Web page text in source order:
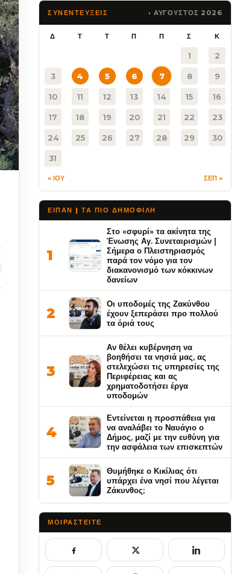
ΣΥΝΕΝΤΕΥΞΕΙΣ ΑΥΓΟΥΣΤΟΣ 2026
Δ Τ Τ Π Π Σ Κ
1 2
3 4 5 6 7 8 9
10 11 12 13 14 15 16
17 18 19 20 21 22 23
24 25 26 27 28 29 30
31
« ΙΟΥ ΣΕΠ »
ΕΙΠΑΝ | ΤΑ ΠΙΟ ΔΗΜΟΦΙΛΉ
1
Στο «σφυρί» τα ακίνητα της
Ένωσης Αγ. Συνεταιρισμών |
Σήμερα ο Πλειστηριασμός
παρά τον νόμο για τον
διακανονισμό των κόκκινων
δανείων
2
Οι υποδομές της Ζακύνθου
έχουν ξεπεράσει προ πολλού
τα όριά τους
3
Αν θέλει κυβέρνηση να
βοηθήσει τα νησιά μας, ας
στελεχώσει τις υπηρεσίες της
Περιφέρειας και ας
χρηματοδοτήσει έργα
υποδομών
4
Εντείνεται η προσπάθεια για
να αναλάβει το Ναυάγιο ο
Δήμος, μαζί με την ευθύνη για
την ασφάλεια των επισκεπτών
5
Θυμήθηκε ο Κικίλιας ότι
υπάρχει ένα νησί που λέγεται
Ζάκυνθος;
ΜΟΙΡΑΣΤΕΊΤΕ